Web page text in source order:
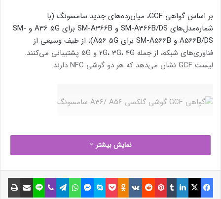
بر اساس گواهی GCF، میان‌رده‌های جدید سامسونگ (با
شماره‌مدل‌های SM-A366B/DS و SM-A366B برای A36 5G و SM-
A566B/DS و SM-A566B برای A56 5G)، از طیف وسیعی از
فناوری‌های شبکه، از جمله 2G، 3G، 4G و 5G پشتیبانی می‌کنند.
لیست GCF نشان می‌دهد که هر دو گوشی NFC دارند.
نوشته های مشابه
بسیار نزدیک است
نمایش بیشتر
فیسبوک ایکس لینکداین تامبلر پینتریست Reddit
VKontakte
Odnoklassniki پاکت اسکایپ مسنجر واتس آپ تلگرام وایبر لاین اشتراک گذاری با ایمیل